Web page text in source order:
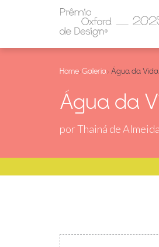
Home›Galeria› Água da Vida
Água da
por Thainá de